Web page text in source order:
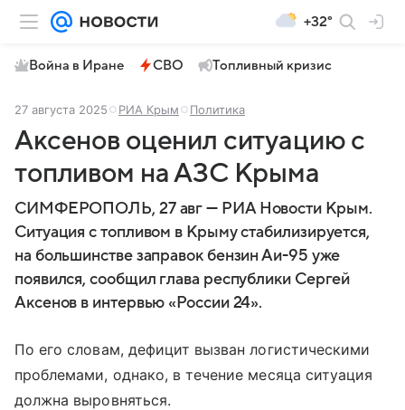
+32°
Война в Иране СВО Топливный кризис
27 августа 2025 РИА Крым Политика
Аксенов оценил ситуацию с
топливом на АЗС Крыма
СИМФЕРОПОЛЬ, 27 авг — РИА Новости Крым.
Ситуация с топливом в Крыму стабилизируется,
на большинстве заправок бензин Аи-95 уже
появился, сообщил глава республики Сергей
Аксенов в интервью «России 24».
По его словам, дефицит вызван логистическими
проблемами, однако, в течение месяца ситуация
должна выровняться.